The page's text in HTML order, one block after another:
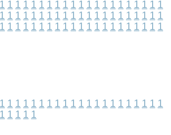
1 1 1 1 1 1 1 1 1 1 1 1 1 1 1 1 1 1 1 1 1
1 1 1 1 1 1 1 1 1 1 1 1 1 1 1 1 1 1 1 1 1
1 1 1 1 1 1 1 1 1 1 1 1 1 1 1 1 1 1 1 1 1
1 1 1 1 1 1 1 1 1 1 1 1 1 1 1 1 1 1 1 1 1
1 1 1 1 1